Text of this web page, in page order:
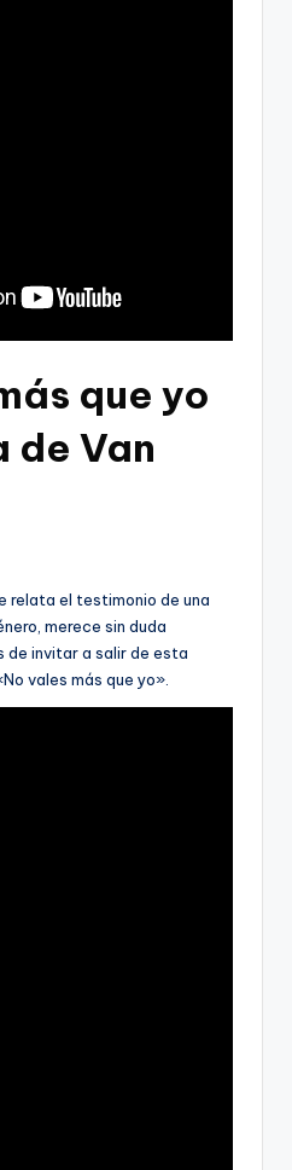
que yo
de Van
relata el testimonio de una
merece sin duda
de invitar a salir de esta
vales más que yo».